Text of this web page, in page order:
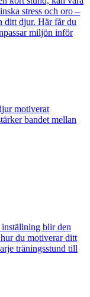
stress och oro –
ditt djur. Här får du
miljön inför
motiverat
bandet mellan
blir den
du motiverar ditt
träningsstund till